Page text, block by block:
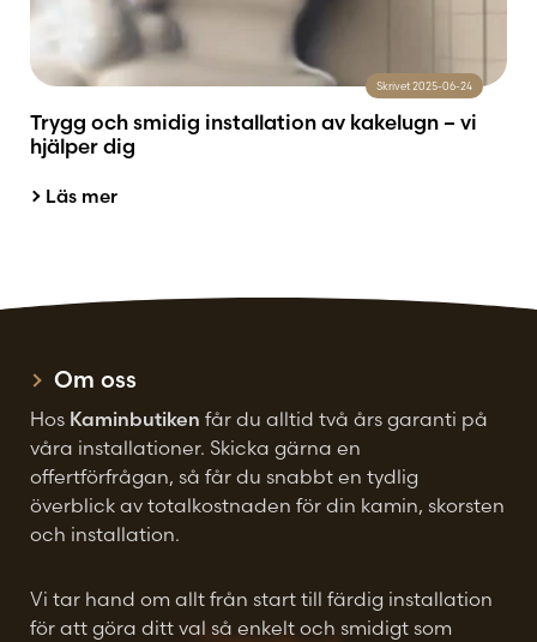
Skrivet 2025-06-24
Trygg och smidig installation av kakelugn – vi
hjälper dig
Läs mer
Om oss
Hos Kaminbutiken får du alltid två års garanti på
våra installationer. Skicka gärna en
offertförfrågan, så får du snabbt en tydlig
överblick av totalkostnaden för din kamin, skorsten
och installation.
Vi tar hand om allt från start till färdig installation
för att göra ditt val så enkelt och smidigt som